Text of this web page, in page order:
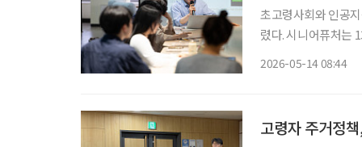
초고령사회와 인공
렸다. 시니어퓨처는
2026-05-14 08:44
고령자 주거정